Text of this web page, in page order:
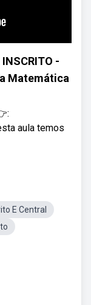
INSCRITO -
Matemática
aula temos
E Central